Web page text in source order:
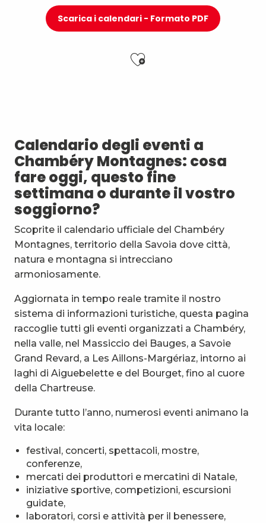
Scarica i calendari - Formato PDF
Ajouter aux
Atelier Baumes et plantes sauvages
Les Noces de Figaro
Stage multi-cordes escalade, via-ferrata, canyon (10-
7ème Symposium de sculpture et rencontre
Initiation à la marqueterie de paille - Niveau 1
Esc'apéro aux Fruits de la Treille
Exposition : Messages/Images, graphisme d'intérêt
Exposition de peinture Martine Sainte Mareville
Festi'Fecl
Calendario degli eventi a
Chambéry Montagnes: cosa
fare oggi, questo fine
settimana o durante il vostro
soggiorno?
Scoprite il calendario ufficiale del Chambéry
Montagnes, territorio della Savoia dove città,
natura e montagna si intrecciano
armoniosamente.
Aggiornata in tempo reale tramite il nostro
sistema di informazioni turistiche, questa pagina
raccoglie tutti gli eventi organizzati a Chambéry,
nella valle, nel Massiccio dei Bauges, a Savoie
Grand Revard, a Les Aillons-Margériaz, intorno ai
laghi di Aiguebelette e del Bourget, fino al cuore
della Chartreuse.
Durante tutto l’anno, numerosi eventi animano la
vita locale:
festival, concerti, spettacoli, mostre,
conferenze,
mercati dei produttori e mercatini di Natale,
iniziative sportive, competizioni, escursioni
guidate,
laboratori, corsi e attività per il benessere,